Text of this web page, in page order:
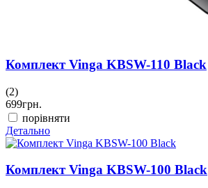
Комплект Vinga KBSW-110 Black
(2)
699грн.
порівняти
Детально
Комплект Vinga KBSW-100 Black